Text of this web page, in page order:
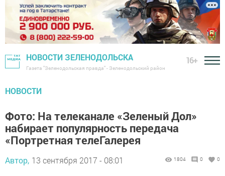
НОВОСТИ ЗЕЛЕНОДОЛЬСКА
Газета "Зеленодольская правда" - Зеленодольский район
16+
НОВОСТИ
Фото: На телеканале «Зеленый Дол»
набирает популярность передача
«Портретная телеГалерея
Автор, 13 сентября 2017 - 08:01 1804 0 0